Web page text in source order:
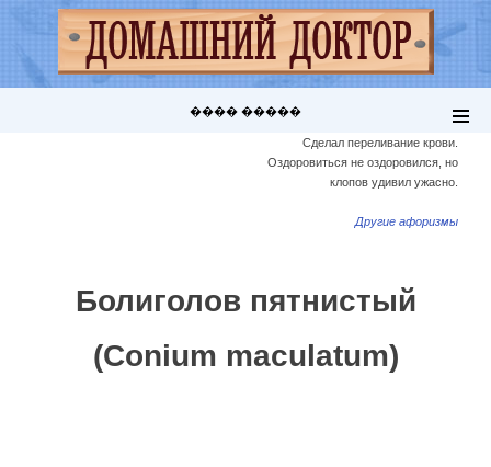
���� �����
Сделал переливание крови.
Оздоровиться не оздоровился, но
клопов удивил ужасно.
Другие афоризмы
Болиголов пятнистый
(Conium maculatum)